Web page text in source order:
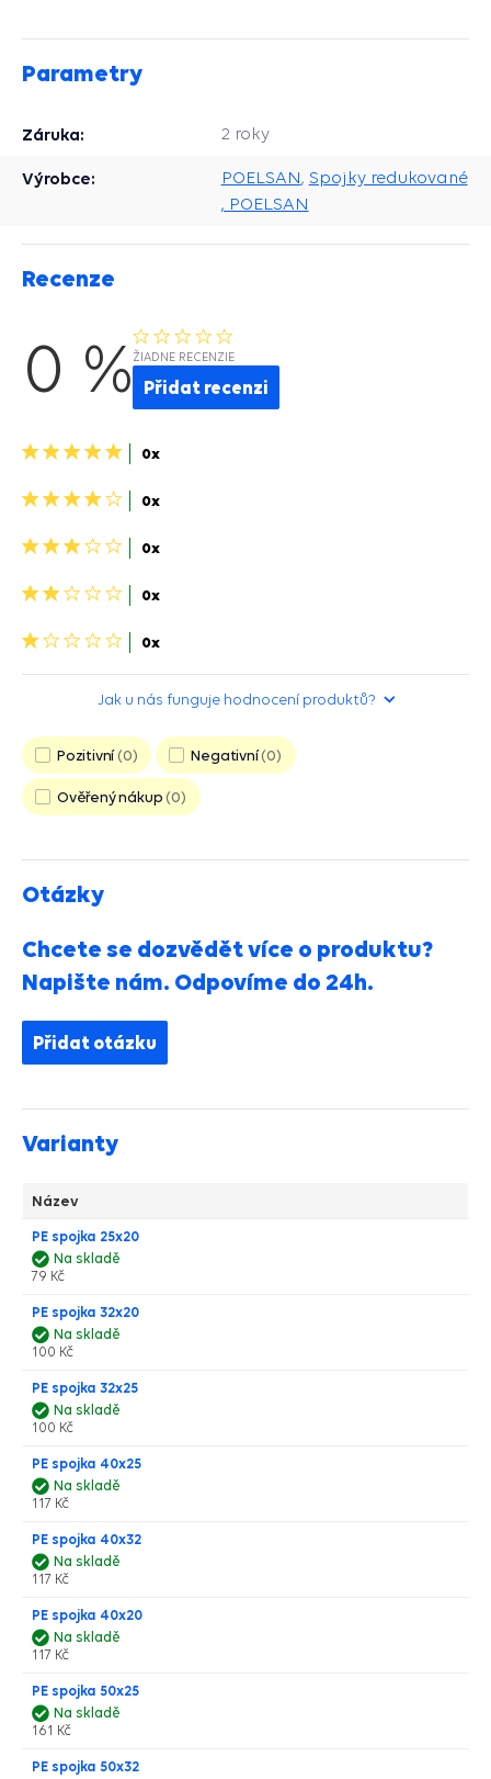
Parametry
Záruka: 2 roky
Výrobce: POELSAN, Spojky redukované
, POELSAN
Recenze
0 % ŽIADNE RECENZIE
Přidat recenzi
5
0x
4
0x
3
0x
2
0x
1
0x
Jak u nás funguje hodnocení produktů?
Pozitivní 0 Negativní 0
Ověřený nákup 0
Otázky
Chcete se dozvědět více o produktu?
Napište nám. Odpovíme do 24h.
Přidat otázku
Varianty
Název
PE spojka 25x20
Na skladě
79 Kč
PE spojka 32x20
Na skladě
100 Kč
PE spojka 32x25
Na skladě
100 Kč
PE spojka 40x25
Na skladě
117 Kč
PE spojka 40x32
Na skladě
117 Kč
PE spojka 40x20
Na skladě
117 Kč
PE spojka 50x25
Na skladě
161 Kč
PE spojka 50x32